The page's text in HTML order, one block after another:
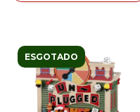
ESGOTADO